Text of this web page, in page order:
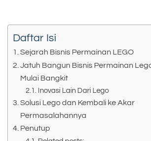
Daftar Isi
Sejarah Bisnis Permainan LEGO
Jatuh Bangun Bisnis Permainan
Mulai Bangkit
Inovasi Lain Dari Lego
Solusi Lego dan Kembali ke Akar
Permasalahannya
Penutup